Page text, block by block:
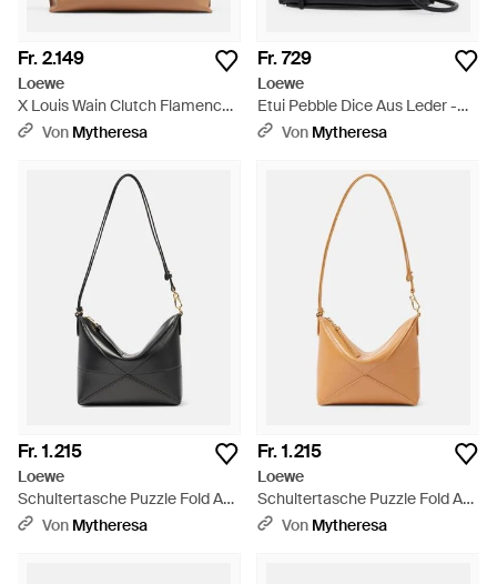
Fr. 2.149
Loewe
X Louis Wain Clutch Flamenco
Cats Mini - Braun
Von Mytheresa
Fr. 729
Loewe
Etui Pebble Dice Aus Leder -
Schwarz
Von Mytheresa
Fr. 1.215
Loewe
Schultertasche Puzzle Fold Aus
Leder - Schwarz
Von Mytheresa
Fr. 1.215
Loewe
Schultertasche Puzzle Fold Aus
Leder - Weiß
Von Mytheresa